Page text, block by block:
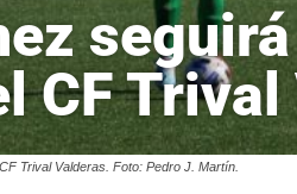
CF
Trival Valderas. Foto: Pedro J. Martín.